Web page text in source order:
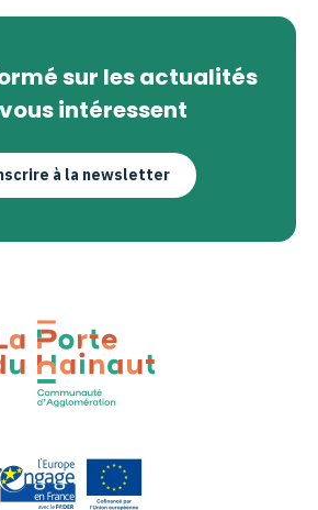
sur les actualités
intéressent
à la newsletter